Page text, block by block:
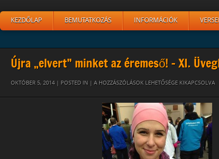
KEZDŐLAP BEMUTATKOZÁS INFORMÁCIÓK
Újra „elvert” minket az éremeső! – XI.
OKTÓBER 5, 2014 | POSTED IN | 16
A HOZZÁSZÓLÁSOK LEHETŐSÉGE KIKAPCSOLVA